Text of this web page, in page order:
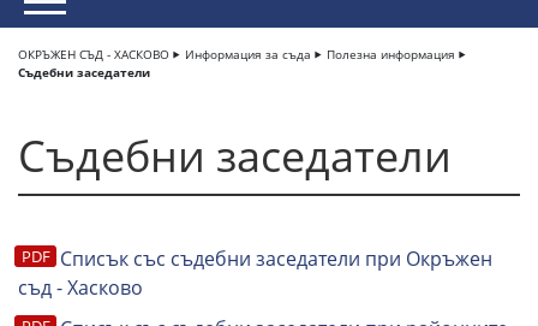
ОКРЪЖЕН СЪД - ХАСКОВО Информация за съда
Полезна информация
Съдебни заседатели
Съдебни заседатели
Списък със съдебни заседатели при Окръжен
съд - Хасково